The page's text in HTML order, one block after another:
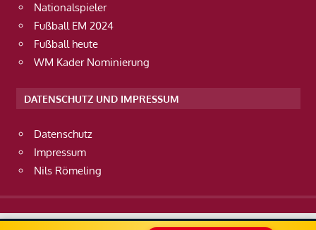
Nationalspieler
Fußball EM 2024
Fußball heute
WM Kader Nominierung
DATENSCHUTZ UND IMPRESSUM
Datenschutz
Impressum
Nils Römeling